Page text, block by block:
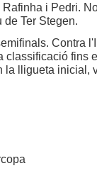
i Pedri.
Ter Stegen.
Contra
classificació fins
la lligueta inicial,